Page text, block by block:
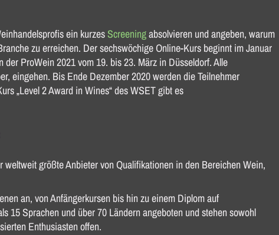
ein kurzesScreeningabsolvieren und angeben, warum
zu erreichen. Der sechswöchige Online-Kurs beginnt im Januar
ProWein 2021 vom 19. bis 23. März in Düsseldorf. Alle
eingehen. Bis Ende Dezember 2020 werden die Teilnehmer
„Level 2 Award in Wines“ des WSET gibt es
weltweit größte Anbieter von Qualifikationen in den Bereichen Wein,
an, von Anfängerkursen bis hin zu einem Diplom auf
15 Sprachen und über 70 Ländern angeboten und stehen sowohl
Enthusiasten offen.